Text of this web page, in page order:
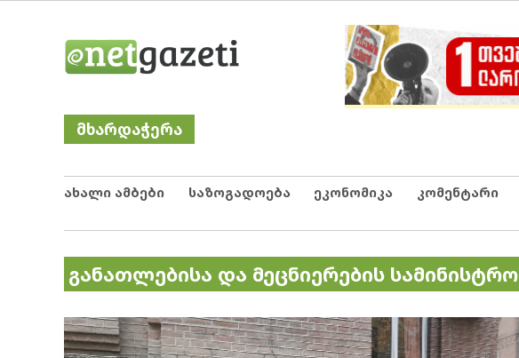
Netgazeti
მხარდაჭერა
ახალი ამბები საზოგადოება ეკონომიკა კომენტარი
განათლებისა და მეცნიერების სამინისტრო